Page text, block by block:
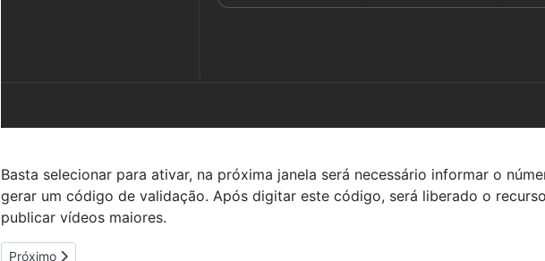
Basta selecionar para ativar, na próxima janela será necessário informar o
gerar um código de validação. Após digitar este código, será liberado o
publicar vídeos maiores.
Próximo artigo: Reset Redefinir Configurações do Chrome
Próximo